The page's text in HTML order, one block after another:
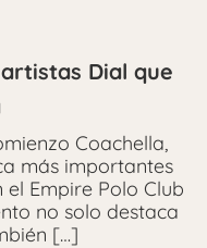
Dial que
Coachella,
más importantes
Empire Polo Club
no solo destaca
[…]